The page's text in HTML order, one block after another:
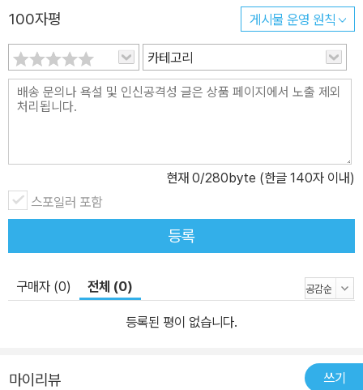
때 이를 위한 정부의 재원마련이 외국인 자본유입을 통하여 이루어지
문의 제2장에서는 42개국의 국가패널 자료를 부호식별(sign restri
ction)을 활용한 구조 벡터자기회귀(Structural Vector Auto Reg
ression: SVAR) 모형을 통하여 자본유입이 있는 경우가 자본유출이
유입이 있는 경우가 그렇지 않은 경우보다 유의미하게 높음을 알 수
있다. 나아가 본문의 제3장에서는 이러한 투자의 구축효과라는 관점
을 우리 경제의 기업부문에서 확인하도록 한다. 2005년부터 2020
년까지 외감 이상의 국내 기업 데이터를 통하여 재정지출이 증가하는
였다. 이러한 구축효과는 외화표시 부채가 있는 기업의 경우 확인되
지 않는다. 재정지출의 증가가 부채가 높은 기업의 투자를 구축하되,
업 혹은 외국계은행을 주거래은행으로 둔 기업의 표본에서도 이러한
100자평 게시물 운영 원칙
카테고리
현재 0/280byte (한글 140자 이내)
스포일러 포함
등록
구매자 (0) 전체 (0)
등록된 평이 없습니다.
마이리뷰 쓰기